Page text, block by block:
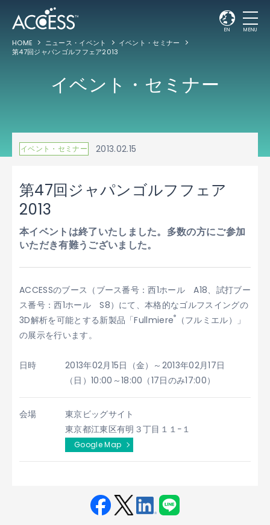
EN MENU
HOME ニュース・イベント
イベント・セミナー
第47回ジャパンゴルフフェア2013
イベント・セミナー
イベント・セミナー 2013.02.15
第47回ジャパンゴルフフェア
2013
本イベントは終了いたしました。多数の方にご参加
いただき有難うございました。
ACCESSのブース（ブース番号：西1ホール A18、試打ブー
ス番号：西1ホール S8）にて、本格的なゴルフスイングの
3D解析を可能とする新製品「Fullmiere®
（フルミエル）」
の展示を行います。
日時
2013年02月15日（金）～2013年02月17日
（日）10:00～18:00（17日のみ17:00）
会場
東京ビッグサイト
東京都江東区有明３丁目１１−１
Google Map